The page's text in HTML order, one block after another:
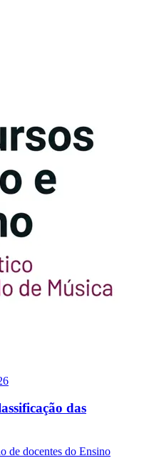
das
de docentes do Ensino